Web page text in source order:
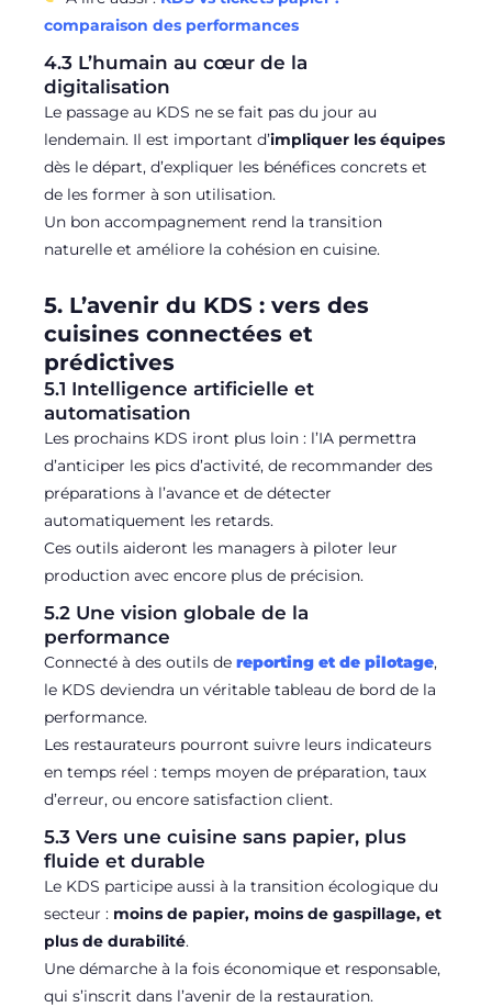
comparaison des performances
4.3 L’humain au cœur de la
digitalisation
Le passage au KDS ne se fait pas du jour au
lendemain. Il est important d’impliquer les équipes
dès le départ, d’expliquer les bénéfices concrets et
de les former à son utilisation.
Un bon accompagnement rend la transition
naturelle et améliore la cohésion en cuisine.
5. L’avenir du KDS : vers des
cuisines connectées et
prédictives
5.1 Intelligence artificielle et
automatisation
Les prochains KDS iront plus loin : l’IA permettra
d’anticiper les pics d’activité, de recommander des
préparations à l’avance et de détecter
automatiquement les retards.
Ces outils aideront les managers à piloter leur
production avec encore plus de précision.
5.2 Une vision globale de la
performance
Connecté à des outils dereporting et de pilotage,
le KDS deviendra un véritable tableau de bord de la
performance.
Les restaurateurs pourront suivre leurs indicateurs
en temps réel : temps moyen de préparation, taux
d’erreur, ou encore satisfaction client.
5.3 Vers une cuisine sans papier, plus
fluide et durable
Le KDS participe aussi à la transition écologique du
secteur : moins de papier, moins de gaspillage, et
plus de durabilité.
Une démarche à la fois économique et responsable,
qui s’inscrit dans l’avenir de la restauration.